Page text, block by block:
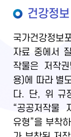
건강정
국가건강정보
자료 중에서
작물은 저작
용)에 따라 별
다. 단, 위 규
“공공저작물
유형”을 부착